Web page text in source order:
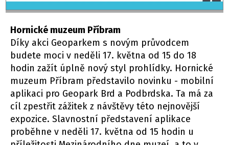
Hornické muzeum Příbram
Díky akci Geoparkem s novým průvodcem
budete moci v neděli 17. května od 15 do 18
hodin zažít úplně nový styl prohlídky. Hornické
muzeum Příbram představilo novinku - mobilní
aplikaci pro Geopark Brd a Podbrdska. Ta má za
cíl zpestřit zážitek z návštěvy této nejnovější
expozice. Slavnostní představení aplikace
proběhne v neděli 17. května od 15 hodin u